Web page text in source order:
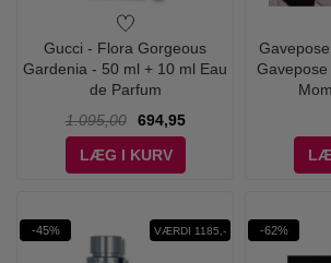
Gucci - Flora Gorgeous
Gardenia - 50 ml + 10 ml Eau
de Parfum
1.095,00
694,95
LÆG I KURV
-45% VÆRDI 1185,- -62%